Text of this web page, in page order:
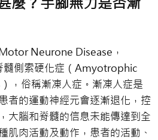
Neurone Disease，
髓側索硬化症（Amyotrophic
，俗稱漸凍人症。漸凍人症是
者的運動神經元會逐漸退化，控
大腦和脊髓的信息未能傳達到全
肌肉活動及動作，患者的活動、